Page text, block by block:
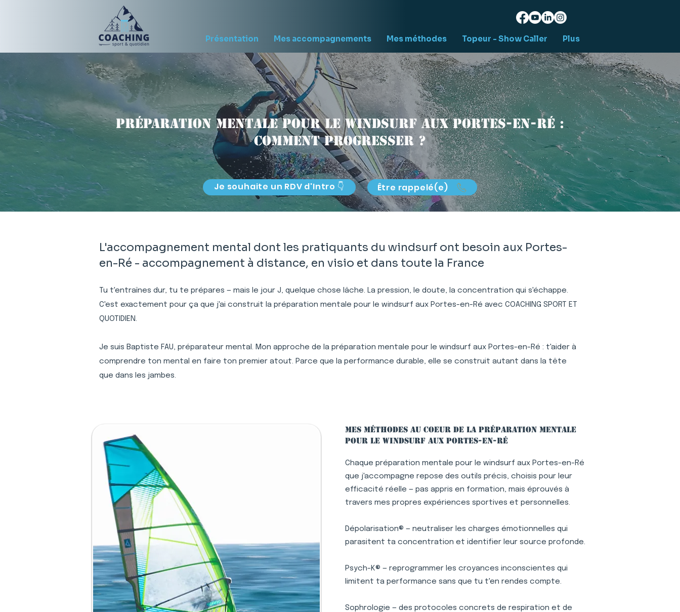
Présentation Mes accompagnements Mes méthodes Topeur - Show Caller Plus
Préparation mentale pour le windsurf aux Portes-en-Ré :
comment progresser ?
Je souhaite un RDV d'Intro 👇 Être rappelé(e)
L'accompagnement mental dont les pratiquants du windsurf ont besoin aux Portes-
en-Ré - accompagnement à distance, en visio et dans toute la France
Tu t'entraînes dur, tu te prépares — mais le jour J, quelque chose lâche. La pression, le doute, la concentration qui s'échappe.
C'est exactement pour ça que j'ai construit la préparation mentale pour le windsurf aux Portes-en-Ré avec COACHING SPORT ET
QUOTIDIEN.
Je suis Baptiste FAU, préparateur mental. Mon approche de la préparation mentale pour le windsurf aux Portes-en-Ré : t'aider à
comprendre ton mental en faire ton premier atout. Parce que la performance durable, elle se construit autant dans la tête
que dans les jambes.
Mes méthodes au coeur de la préparation mentale
pour le windsurf aux Portes-en-Ré
Chaque préparation mentale pour le windsurf aux Portes-en-Ré
que j'accompagne repose des outils précis, choisis pour leur
efficacité réelle — pas appris en formation, mais éprouvés à
travers mes propres expériences sportives et personnelles.
Dépolarisation® — neutraliser les charges émotionnelles qui
parasitent ta concentration et identifier leur source profonde.
Psych-K® — reprogrammer les croyances inconscientes qui
limitent ta performance sans que tu t'en rendes compte.
Sophrologie — des protocoles concrets de respiration et de